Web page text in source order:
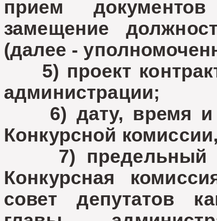
прием
замещение
(далее -
5) проект
администрации;
6) дату, время и
Конкурсной
7) предельный
Конкурсная
совет депутатов